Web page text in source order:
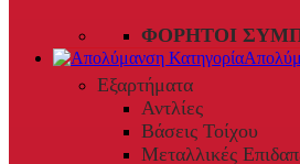
ΦΟΡΗΤΟΊ
Εξαρτήματα
Αντλίες
Βάσεις Τοίχου
Μεταλλικές